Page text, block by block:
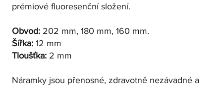
prémiové fluoresenční složení.
Obvod: 202 mm, 180 mm, 160 mm.
Šířka: 12 mm
Tloušťka: 2 mm
Náramky jsou přenosné, zdravotně nezávadné a